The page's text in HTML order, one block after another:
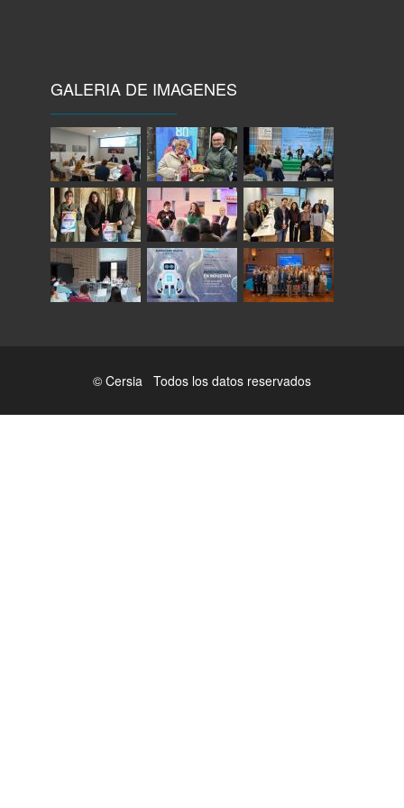
GALERIA DE IMAGENES
© Cersia Todos los datos reservados